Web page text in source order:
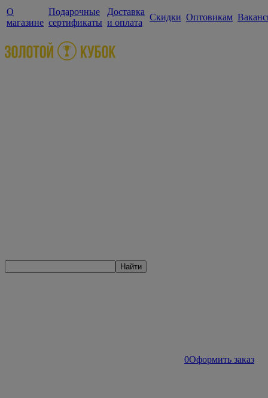
О
магазине
Подарочные
сертификаты
Доставка
и оплата
Скидки Оптовикам
Найти
0Оформить заказ